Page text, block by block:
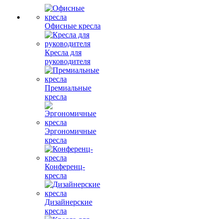
Офисные кресла
Кресла для
руководителя
Премиальные
кресла
Эргономичные
кресла
Конференц-
кресла
Дизайнерские
кресла